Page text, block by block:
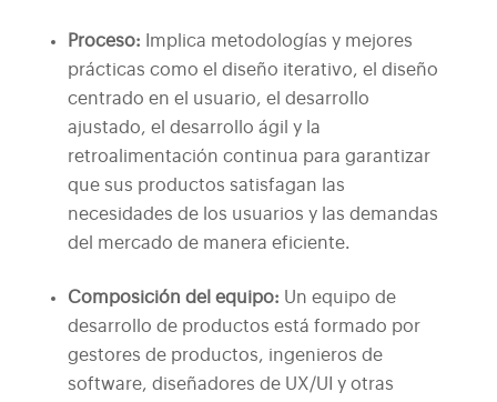
Proceso:
Implica metodologías y mejores
prácticas como el diseño iterativo, el diseño
centrado en el usuario, el desarrollo
ajustado, el desarrollo ágil y la
retroalimentación continua para garantizar
que sus productos satisfagan las
necesidades de los usuarios y las demandas
del mercado de manera eficiente.
Composición del equipo: Un equipo de
desarrollo de productos está formado por
gestores de productos, ingenieros de
software, diseñadores de UX/UI y otras